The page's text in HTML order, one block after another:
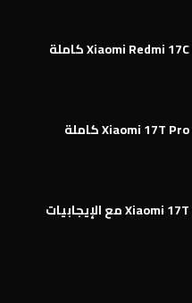
مواصفات هاتف Xiaomi 17T مع الإيجابيات